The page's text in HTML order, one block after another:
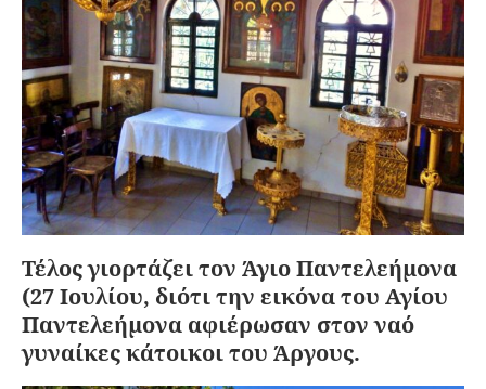
Τέλος γιορτάζει τον Άγιο Παντελεήμονα
(27 Ιουλίου, διότι την εικόνα του Αγίου
Παντελεήμονα αφιέρωσαν στον ναό
γυναίκες κάτοικοι του Άργους.